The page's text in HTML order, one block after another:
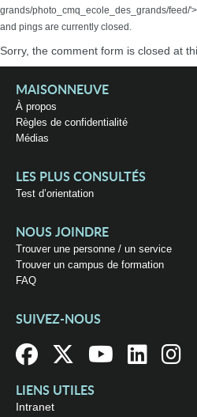
grands/photo_cmq_ecole_des_grands/feed/
and pings are currently closed.
Sorry, the comment form is closed at
MAISONNEUVE
À propos
Règles de confidentialité
Médias
LES PLUS CONSULTÉS
Test d’orientation
NOUS JOINDRE
Trouver une personne / un service
Trouver un campus de formation
FAQ
SUIVEZ-NOUS
LIENS UTILES
Intranet